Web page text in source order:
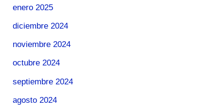
enero 2025
diciembre 2024
noviembre 2024
octubre 2024
septiembre 2024
agosto 2024